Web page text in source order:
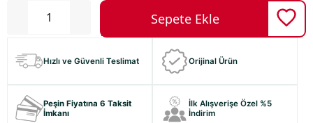
Hızlı ve Güvenli Teslimat Orijinal Ürün
Peşin Fiyatına 6 Taksit
İmkanı
İlk Alışverişe Özel %5
İndirim